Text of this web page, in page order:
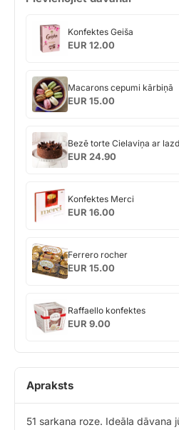
Konfektes
Geiša
Konfektes Geiša
EUR 12.00
Macarons
cepumi
kārbiņā
Macarons cepumi kārbiņā
EUR 15.00
Bezē
torte
Cielaviņa
lazdu
riekstiem
Bezē torte Cielaviņa ar
EUR 24.90
Konfektes
Merci
Konfektes Merci
EUR 16.00
Ferrero
rocher
Ferrero rocher
EUR 15.00
Raffaello
konfektes
Raffaello konfektes
EUR 9.00
Apraksts
51 sarkana roze. Ideāla dāvana